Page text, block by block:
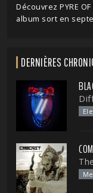
Découvrez PYRE
album sort en
DERNIÈRES